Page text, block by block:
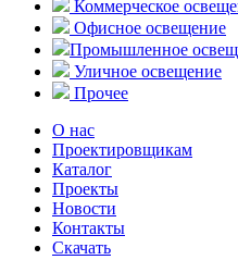
Коммерческое
Офисное освещение
Промышленное
Уличное освещение
Прочее
О нас
Проектировщикам
Каталог
Проекты
Новости
Контакты
Скачать